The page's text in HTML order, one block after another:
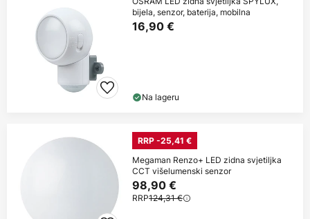
bijela, senzor, baterija, mobilna
16,90 €
Na lageru
RRP -25,41 €
Megaman Renzo+ LED zidna svjetiljka
CCT višelumenski senzor
98,90 €
RRP124,31 €